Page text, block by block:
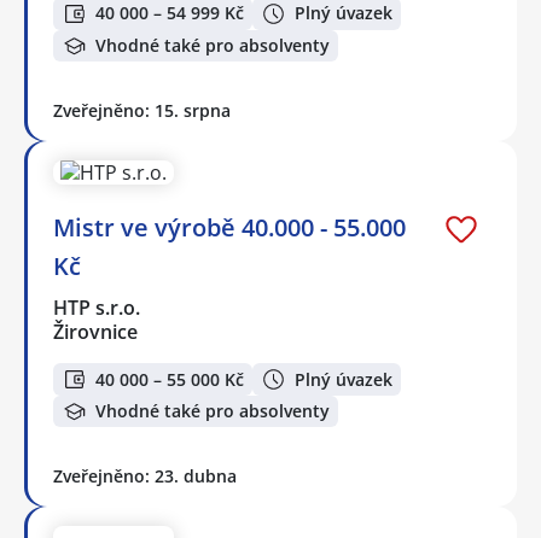
40 000 – 54 999 Kč
Plný úvazek
Vhodné také pro absolventy
Zveřejněno: 15. srpna
Mistr ve výrobě 40.000 - 55.000
Kč
HTP s.r.o.
Žirovnice
40 000 – 55 000 Kč
Plný úvazek
Vhodné také pro absolventy
Zveřejněno: 23. dubna